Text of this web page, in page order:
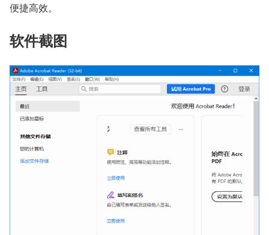
便捷高效。
软件截图